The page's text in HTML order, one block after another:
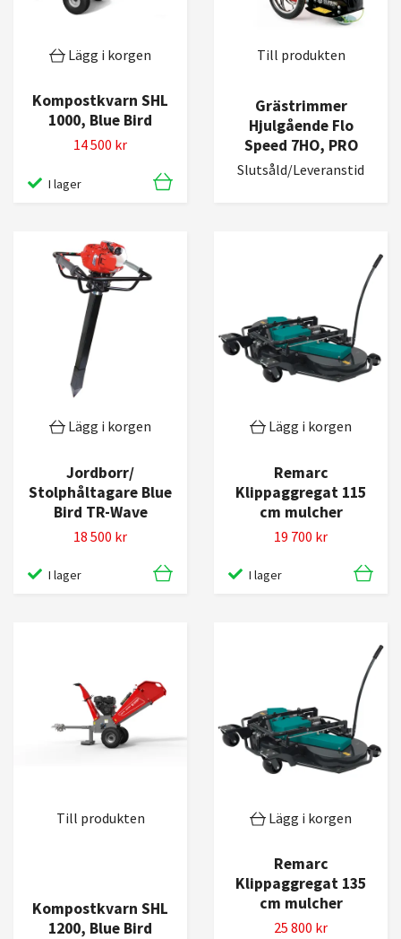
Lägg i korgen
Kompostkvarn SHL
1000, Blue Bird
14 500 kr
I lager
Till produkten
Grästrimmer
Hjulgående Flo
Speed 7HO, PRO
Slutsåld/Leveranstid
Lägg i korgen
Jordborr/
Stolphåltagare Blue
Bird TR-Wave
18 500 kr
I lager
Lägg i korgen
Remarc
Klippaggregat 115
cm mulcher
19 700 kr
I lager
Till produkten
Kompostkvarn SHL
1200, Blue Bird
Lägg i korgen
Remarc
Klippaggregat 135
cm mulcher
25 800 kr